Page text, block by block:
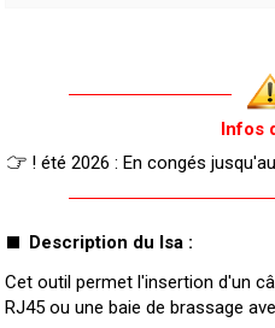
Infos
! été 2026 : En congés
Description du lsa :
Cet outil permet l'insertion d'un
RJ45 ou une baie de brassage